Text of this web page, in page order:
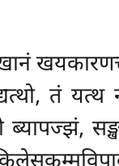
तं यत्थ
ब्यापज्झं,